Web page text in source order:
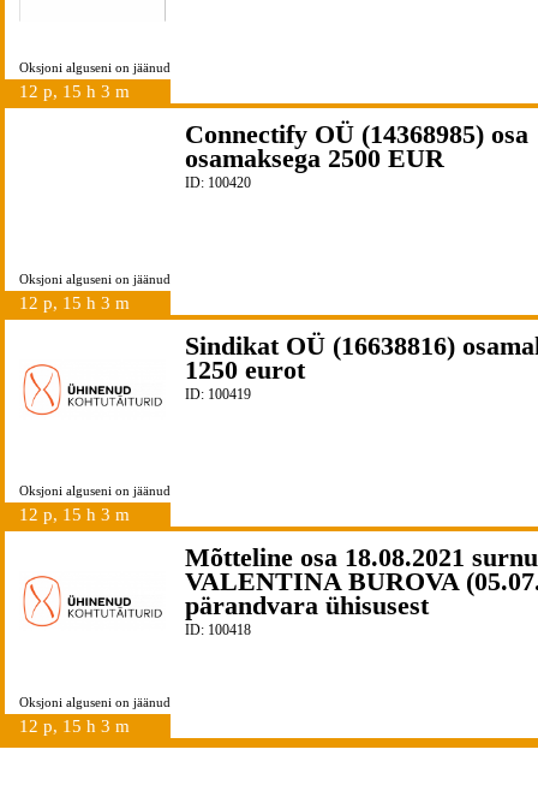
Oksjoni alguseni on jäänud
12 p, 15 h 3 m
Oksjoni alguseni on jäänud
12 p, 15 h 3 m
Connectify OÜ (14368985) osa
osamaksega 2500 EUR
ID: 100420
Oksjoni alguseni on jäänud
12 p, 15 h 3 m
Sindikat OÜ (16638816)
1250 eurot
ID: 100419
Oksjoni alguseni on jäänud
12 p, 15 h 3 m
Mõtteline osa 18.08.2021
VALENTINA BUROVA
pärandvara ühisusest
ID: 100418